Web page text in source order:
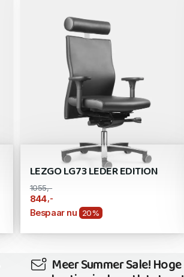
LEZGO LG73 LEDER EDITION
1055,-
844 ,-
Bespaar nu 20%
Meer Summer Sale! Hoge